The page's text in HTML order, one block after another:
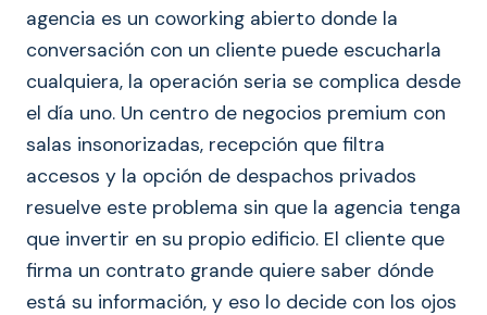
agencia es un coworking abierto donde la
conversación con un cliente puede escucharla
cualquiera, la operación seria se complica desde
el día uno. Un centro de negocios premium con
salas insonorizadas, recepción que filtra
accesos y la opción de despachos privados
resuelve este problema sin que la agencia tenga
que invertir en su propio edificio. El cliente que
firma un contrato grande quiere saber dónde
está su información, y eso lo decide con los ojos